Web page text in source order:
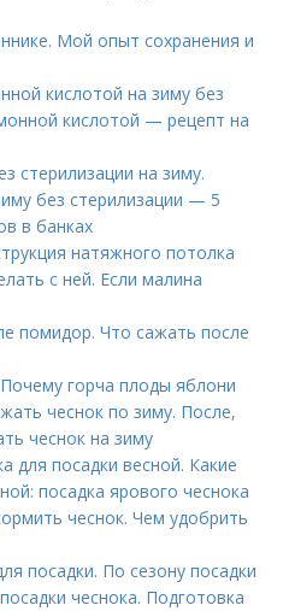
Мой опыт сохранения и
кислотой на зиму без
кислотой — рецепт на
стерилизации на зиму.
без стерилизации — 5
в банках
натяжного потолка
с ней. Если малина
помидор. Что сажать после
горча плоды яблони
чеснок по зиму. После,
чеснок на зиму
для посадки весной. Какие
посадка ярового чеснока
чеснок. Чем удобрить
посадки. По сезону посадки
чеснока. Подготовка